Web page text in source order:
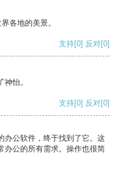
各地的美景。
支持[0] 反对[0]
怡。
支持[0] 反对[0]
办公软件，终于找到了它。这
办公的所有需求。操作也很简